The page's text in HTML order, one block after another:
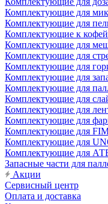
Комплектующие для
Комплектующие для
Комплектующие к
Комплектующие для
Комплектующие для
Комплектующие для
Комплектующие для
Комплектующие для
Комплектующие для
Комплектующие для
Комплектующие для
Комплектующие для
Комплектующие для
Комплектующие для
Запасные части для
Акции
Сервисный центр
Оплата и доставка